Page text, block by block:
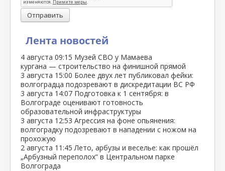
Лента новостей
4 августа 09:15 Музей СВО у Мамаева
кургана — строительство на финишной прямой
3 августа 15:00 Более двух лет публиковал фейки:
волгоградца подозревают в дискредитации ВС РФ
3 августа 14:07 Подготовка к 1 сентября: в
Волгограде оценивают готовность
образовательной инфраструктуры
3 августа 12:53 Агрессия на фоне опьянения:
волгоградку подозревают в нападении с ножом на
прохожую
2 августа 11:45 Лето, арбузы и веселье: как прошёл
„Арбузный переполох“ в Центральном парке
Волгограда
Отправить